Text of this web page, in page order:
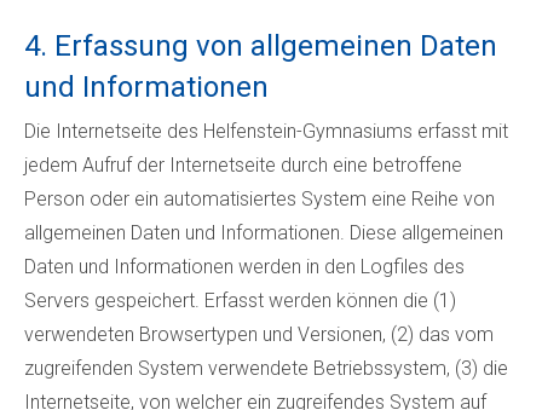
4. Erfassung von allgemeinen Daten
und Informationen
Die Internetseite des Helfenstein-Gymnasiums erfasst mit
jedem Aufruf der Internetseite durch eine betroffene
Person oder ein automatisiertes System eine Reihe von
allgemeinen Daten und Informationen. Diese allgemeinen
Daten und Informationen werden in den Logfiles des
Servers gespeichert. Erfasst werden können die (1)
verwendeten Browsertypen und Versionen, (2) das vom
zugreifenden System verwendete Betriebssystem, (3) die
Internetseite, von welcher ein zugreifendes System auf